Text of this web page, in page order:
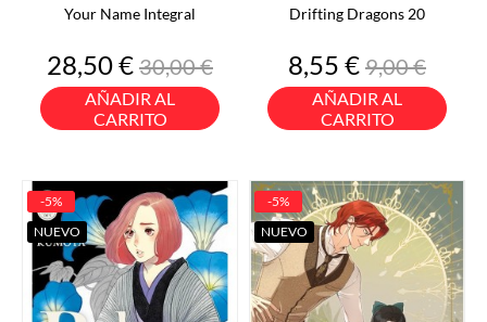
Your Name Integral
Precio
28,50 €Precio
base
30,00 €
AÑADIR AL
CARRITO
Drifting Dragons 20
Precio
8,55 €Precio
base
9,00 €
AÑADIR AL
CARRITO
-5%
NUEVO
-5%
NUEVO